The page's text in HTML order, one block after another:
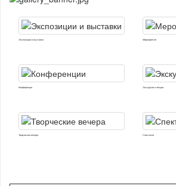
Экспозиции и выставки Мероприятия
Конференции Экскурсии и лекции
Творческие вечера Спектакли